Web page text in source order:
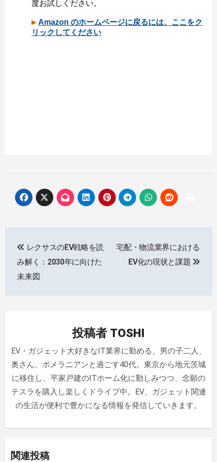
稿
ナ
シ
ョ
ン
レクサスのEV戦略を読
み解く：2030年に向けた
未来図
宅配・物流業界における
EV化の現状と課題
投稿者 TOSHI
EV・ガジェット大好きなIT業界に勤める、男の子二人、
奥さん、ポメラニアンと過ごす40代。東京から地元茨城
に移住し、平家戸建のITホーム化に勤しみつつ、念願の
テスラを購入し楽しくドライブ中。EV、ガジェット関連
の生活が便利で豊かになる情報を発信していきます。
関連投稿